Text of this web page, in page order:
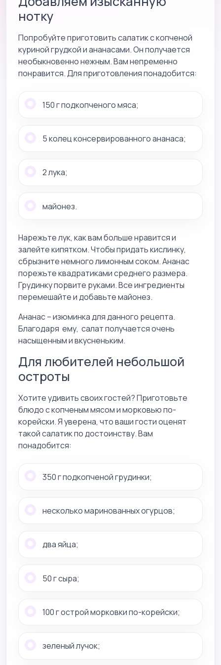
нотку
Попробуйте приготовить салатик с копченой
куриной грудкой и ананасами. Он получается
необыкновенно нежным. Вам непременно
понравится. Для приготовления понадобится:
150 г подкопченого мяса;
5 колец консервированного ананаса;
2 лука;
майонез.
Нарежьте лук, как вам больше нравится и
залейте кипятком. Чтобы придать кислинку,
сбрызните немного лимонным соком. Ананас
порежьте квадратиками среднего размера.
Грудинку порвите руками. Все ингредиенты
перемешайте и добавьте майонез.
Ананас – изюминка для данного рецепта.
Благодаря ему, салат получается очень
насыщенным и вкусненьким.
Для любителей небольшой
остроты
Хотите удивить своих гостей? Приготовьте
блюдо с копченым мясом и морковью по-
корейски. Я уверена, что ваши гости оценят
такой салатик по достоинству. Вам
понадобится:
350 г подкопченой грудинки;
несколько маринованных огурцов;
два яйца;
50 г сыра;
100 г острой морковки по-корейски;
зеленый лучок;